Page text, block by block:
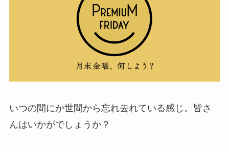
いつの間にか世間から忘れ去れている感じ。皆さ
んはいかがでしょうか？